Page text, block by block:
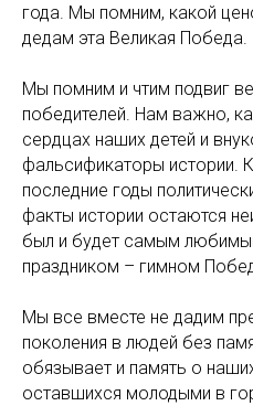
года. Мы помним, какой
дедам эта Великая Победа.
Мы помним и чтим подвиг
победителей. Нам важно,
сердцах наших детей и
фальсификаторы истории.
последние годы
факты истории остаются
был и будет самым
праздником – гимном
Мы все вместе не дадим
поколения в людей без
обязывает и память о
оставшихся молодыми в